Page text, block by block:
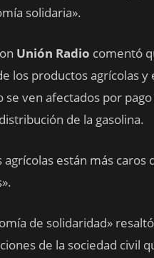
solidaria».
Unión Radio comentó
los productos agrícolas y
se ven afectados por
de la gasolina.
están más caros
de solidaridad»
de la sociedad civil